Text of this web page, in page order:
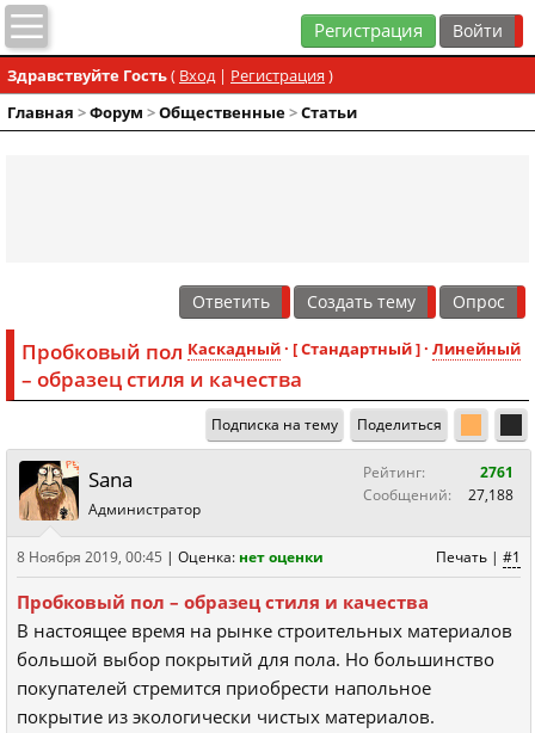
Регистрация
Здравствуйте Гость( Вход| Регистрация )
Главная >Форум >Общественные>Статьи
Ответить Создать тему Опрос
Каскадный· [ Стандартный ] · Линейный
Пробковый пол
– образец стиля и качества
Подписка на тему Поделиться
Sana
Администратор
Рейтинг:
2761
Сообщений:
27,188
Печать | #1
8 Ноября 2019, 00:45 | Оценка: нет оценки
Пробковый пол – образец стиля и качества
В настоящее время на рынке строительных материалов
большой выбор покрытий для пола. Но большинство
покупателей стремится приобрести напольное
покрытие из экологически чистых материалов.